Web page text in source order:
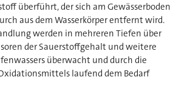
überführt, der sich am Gewässerboden
aus dem Wasserkörper entfernt wird.
werden in mehreren Tiefen über
der Sauerstoffgehalt und weitere
überwacht und durch die
laufend dem Bedarf